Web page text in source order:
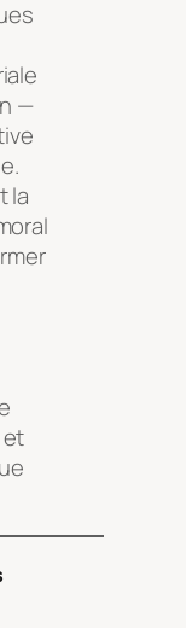
—
la